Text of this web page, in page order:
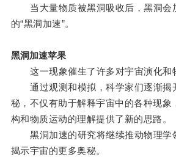
当大量物质被黑洞吸收后，黑洞会
的“黑洞加速”。
黑洞加速苹果
这一现象催生了许多对宇宙演化和
通过观测和模拟，科学家们逐渐揭
秘，不仅有助于解释宇宙中的各种现象
构和物质运动的理解提供了新的思路。
黑洞加速的研究将继续推动物理学
揭示宇宙的更多奥秘。